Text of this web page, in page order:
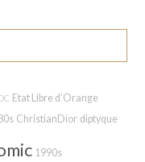
Etat Libre d’Orange
ChristianDior diptyque
1990s